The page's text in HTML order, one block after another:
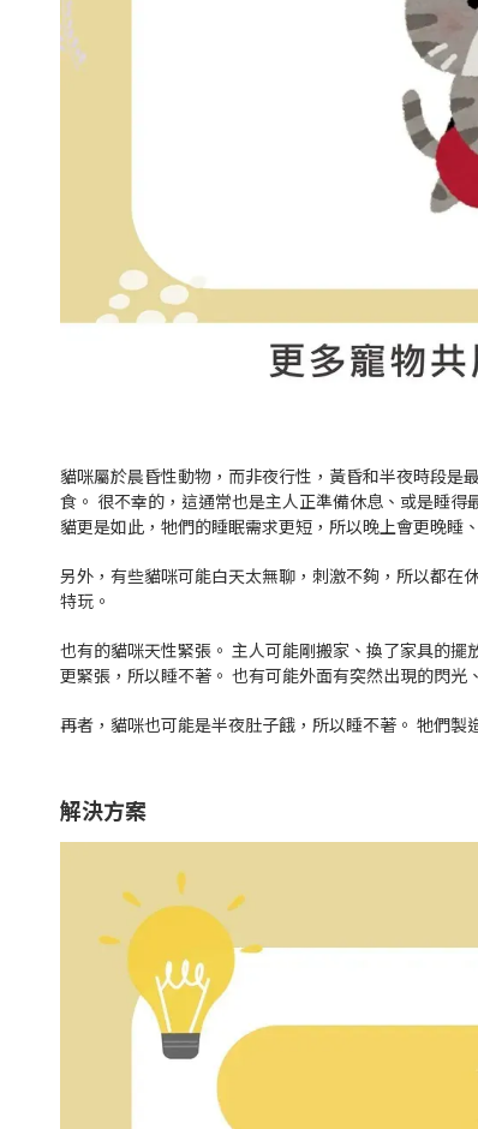
貓咪屬於晨昏性動物，而非夜行性，黃昏和半夜時段是
食。 很不幸的，這通常也是主人正準備休息、或是睡
貓更是如此，牠們的睡眠需求更短，所以晚上會更晚睡
另外，有些貓咪可能白天太無聊，刺激不夠，所以都在
特玩。
也有的貓咪天性緊張。 主人可能剛搬家、換了家具的
更緊張，所以睡不著。 也有可能外面有突然出現的閃
再者，貓咪也可能是半夜肚子餓，所以睡不著。 牠們
解決方案